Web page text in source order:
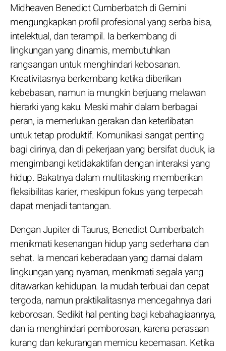
Midheaven Benedict Cumberbatch di Gemini
mengungkapkan profil profesional yang serba bisa,
intelektual, dan terampil. Ia berkembang di
lingkungan yang dinamis, membutuhkan
rangsangan untuk menghindari kebosanan.
Kreativitasnya berkembang ketika diberikan
kebebasan, namun ia mungkin berjuang melawan
hierarki yang kaku. Meski mahir dalam berbagai
peran, ia memerlukan gerakan dan keterlibatan
untuk tetap produktif. Komunikasi sangat penting
bagi dirinya, dan di pekerjaan yang bersifat duduk, ia
mengimbangi ketidakaktifan dengan interaksi yang
hidup. Bakatnya dalam multitasking memberikan
fleksibilitas karier, meskipun fokus yang terpecah
dapat menjadi tantangan.
Dengan Jupiter di Taurus, Benedict Cumberbatch
menikmati kesenangan hidup yang sederhana dan
sehat. Ia mencari keberadaan yang damai dalam
lingkungan yang nyaman, menikmati segala yang
ditawarkan kehidupan. Ia mudah terbuai dan cepat
tergoda, namun praktikalitasnya mencegahnya dari
keborosan. Sedikit hal penting bagi kebahagiaannya,
dan ia menghindari pemborosan, karena perasaan
kurang dan kekurangan memicu kecemasan. Ketika